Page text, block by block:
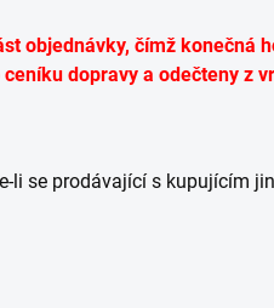
objednávky, čímž konečná
dopravy a odečteny z
li se prodávající s kupujícím